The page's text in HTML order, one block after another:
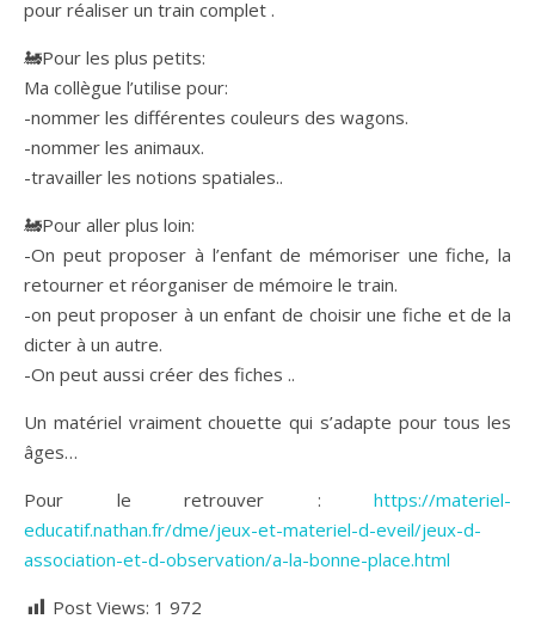
pour réaliser un train complet .
🚂Pour les plus petits:
Ma collègue l’utilise pour:
-nommer les différentes couleurs des wagons.
-nommer les animaux.
-travailler les notions spatiales..
🚂Pour aller plus loin:
-On peut proposer à l’enfant de mémoriser une fiche, la
retourner et réorganiser de mémoire le train.
-on peut proposer à un enfant de choisir une fiche et de la
dicter à un autre.
-On peut aussi créer des fiches ..
Un matériel vraiment chouette qui s’adapte pour tous les
âges…
Pour le retrouver : https://materiel-
educatif.nathan.fr/dme/jeux-et-materiel-d-eveil/jeux-d-
association-et-d-observation/a-la-bonne-place.html
Post Views: 1 972